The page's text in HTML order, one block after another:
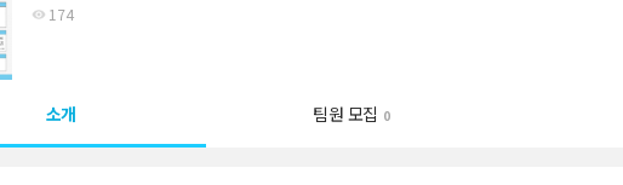
174
소개 팀원 모집 0